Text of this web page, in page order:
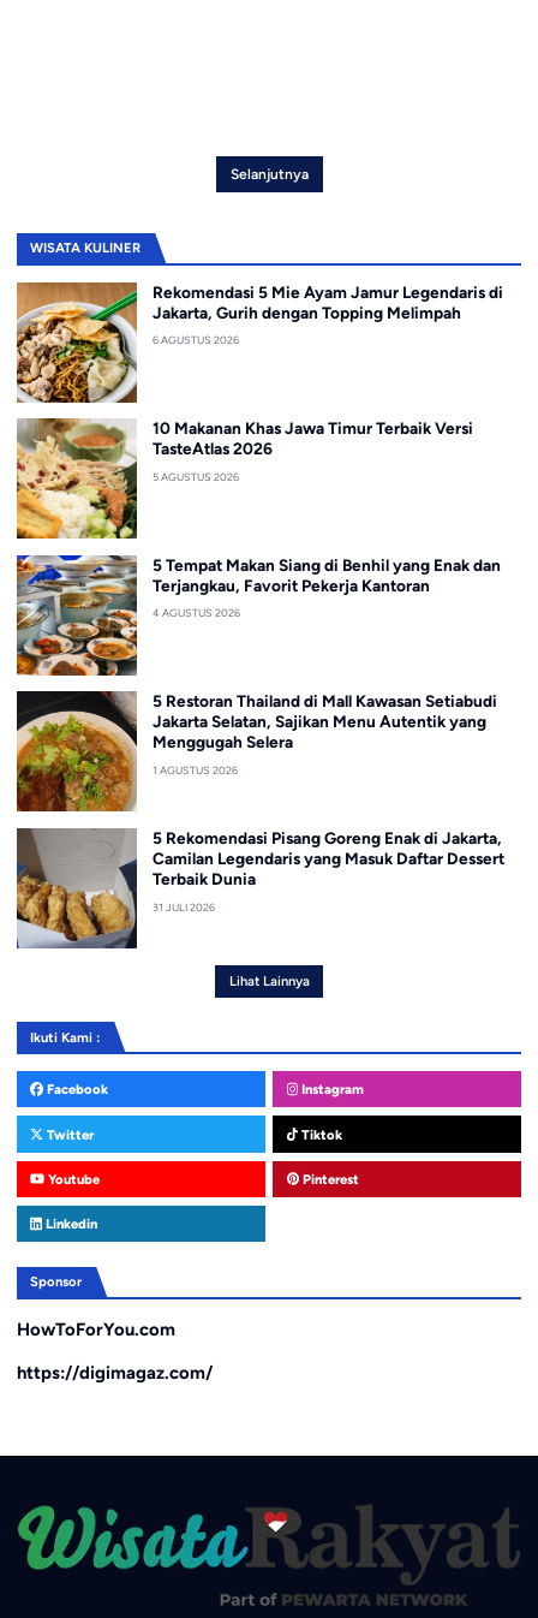
Selanjutnya
WISATA KULINER
Rekomendasi 5 Mie Ayam Jamur Legendaris di
Jakarta, Gurih dengan Topping Melimpah
6 AGUSTUS 2026
10 Makanan Khas Jawa Timur Terbaik Versi
TasteAtlas 2026
5 AGUSTUS 2026
5 Tempat Makan Siang di Benhil yang Enak dan
Terjangkau, Favorit Pekerja Kantoran
4 AGUSTUS 2026
5 Restoran Thailand di Mall Kawasan Setiabudi
Jakarta Selatan, Sajikan Menu Autentik yang
Menggugah Selera
1 AGUSTUS 2026
5 Rekomendasi Pisang Goreng Enak di Jakarta,
Camilan Legendaris yang Masuk Daftar Dessert
Terbaik Dunia
31 JULI 2026
Lihat Lainnya
Ikuti Kami :
Facebook Instagram
Twitter Tiktok
Youtube Pinterest
Linkedin
Sponsor
HowToForYou.com
https://digimagaz.com/